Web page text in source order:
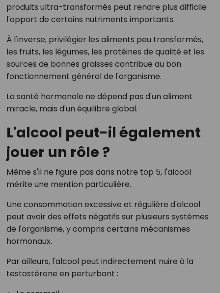
produits ultra-transformés peut rendre plus difficile
l'apport de certains nutriments importants.
À l'inverse, privilégier les aliments peu transformés,
les fruits, les légumes, les protéines de qualité et les
sources de bonnes graisses contribue au bon
fonctionnement général de l'organisme.
La santé hormonale ne dépend pas d'un aliment
miracle, mais d'un équilibre global.
L'alcool peut-il également
jouer un rôle ?
Même s'il ne figure pas dans notre top 5, l'alcool
mérite une mention particulière.
Une consommation excessive et régulière d'alcool
peut avoir des effets négatifs sur plusieurs systèmes
de l'organisme, y compris certains mécanismes
hormonaux.
Par ailleurs, l'alcool peut indirectement nuire à la
testostérone en perturbant :